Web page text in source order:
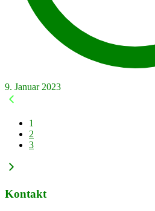
9. Januar 2023
1
2
3
Kontakt